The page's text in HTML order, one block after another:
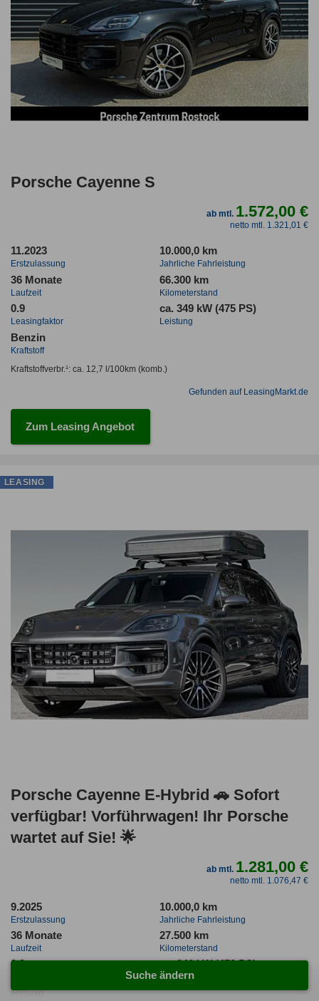
Porsche Cayenne S
ab mtl. 1.572,00 €
netto mtl. 1.321,01 €
11.2023
Erstzulassung
10.000,0 km
Jahrliche Fahrleistung
36 Monate
Laufzeit
66.300 km
Kilometerstand
0.9
Leasingfaktor
ca. 349 kW (475 PS)
Leistung
Benzin
Kraftstoff
Kraftstoffverbr.¹: ca. 12,7 l/100km(komb.)
Gefunden auf LeasingMarkt.de
Zum Leasing Angebot
Porsche Cayenne E-Hybrid 🚗 Sofort
verfügbar! Vorführwagen! Ihr Porsche
wartet auf Sie! 🌟
ab mtl. 1.281,00 €
netto mtl. 1.076,47 €
9.2025
Erstzulassung
10.000,0 km
Jahrliche Fahrleistung
36 Monate
Laufzeit
27.500 km
Kilometerstand
0.9 ca. 346 kW (470 PS)
Leistung
Hybrid
LEASING
Suche ändern